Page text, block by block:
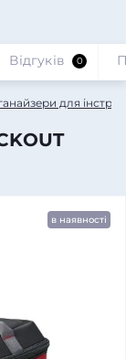
для
Відгуків 0
в наявності